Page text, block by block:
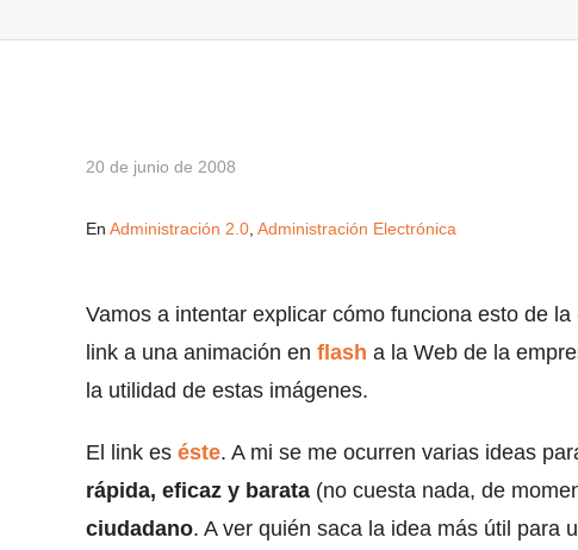
20 de junio de 2008
En Administración 2.0 Administración Electrónica
Vamos a intentar explicar cómo funciona esto de la
link a una animación en flash a la Web de la
la utilidad de estas imágenes.
El link es éste. A mi se me ocurren varias ideas
rápida, eficaz y barata (no cuesta nada, de
ciudadano. A ver quién saca la idea más útil para